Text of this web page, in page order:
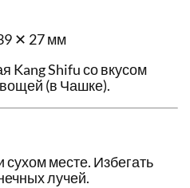
✕ 27 мм
Kang Shifu со вкусом
(в Чашке).
месте. Избегать
лучей.